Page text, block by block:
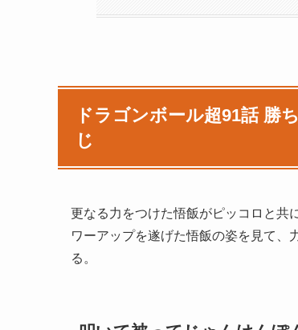
ドラゴンボール超91話 勝
じ
更なる力をつけた悟飯がピッコロと共
ワーアップを遂げた悟飯の姿を見て、
る。